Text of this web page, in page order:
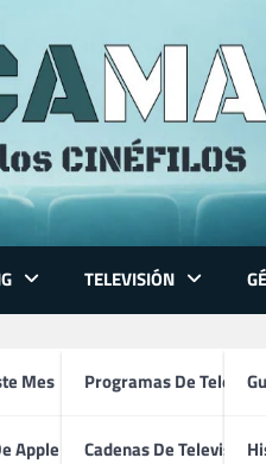
Mes
Apple TV
TELEVISIÓN
Programas De
Cadenas De Televisión